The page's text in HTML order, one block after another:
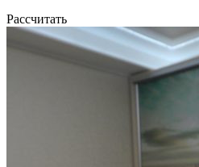
Рассчитать